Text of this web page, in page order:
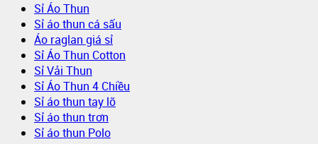
Sỉ Áo Thun
Sỉ áo thun cá sấu
Áo raglan giá sỉ
Sỉ Áo Thun Cotton
Sỉ Vải Thun
Sỉ Áo Thun 4 Chiều
Sỉ áo thun tay lỡ
Sỉ áo thun trơn
Sỉ áo thun Polo